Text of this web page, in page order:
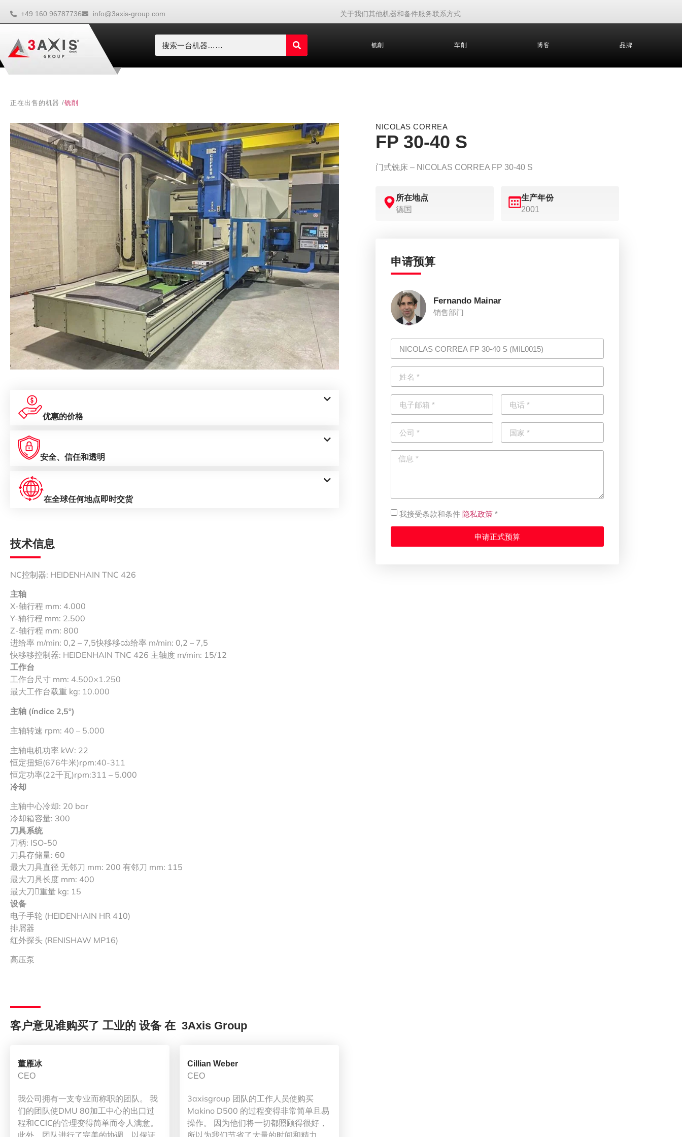
+49 160 96787736 info@3axis-group.com 关于我们其他机器和备件服务联系方式
铣削 车削 博客 品牌
正在出售的机器 /铣削
优惠的价格
安全、信任和透明
在全球任何地点即时交货
技术信息
NC控制器: HEIDENHAIN TNC 426
主轴
X-轴行程 mm: 4.000
Y-轴行程 mm: 2.500
Z-轴行程 mm: 800
进给率 m/min: 0,2 – 7,5快移移ಯ给率 m/min: 0,2 – 7,5
快移移控制器: HEIDENHAIN TNC 426 主轴度 m/min: 15/12
工作台
工作台尺寸 mm: 4.500×1.250
最大工作台载重 kg: 10.000
主轴 (índice 2,5º)
主轴转速 rpm: 40 – 5.000
主轴电机功率 kW: 22
恒定扭矩(676牛米)rpm:40-311
恒定功率(22千瓦)rpm:311 – 5.000
冷却
主轴中心冷却: 20 bar
冷却箱容量: 300
刀具系统
刀柄: ISO-50
刀具存储量: 60
最大刀具直径 无邻刀 mm: 200 有邻刀 mm: 115
最大刀具长度 mm: 400
最大刀𲺫重量 kg: 15
设备
电子手轮 (HEIDENHAIN HR 410)
排屑器
红外探头 (RENISHAW MP16)
高压泵
客户意见谁购买了 工业的 设备 在 3Axis Group
董雁冰
CEO
我公司拥有一支专业而称职的团队。 我
们的团队使DMU 80加工中心的出口过
程和CCIC的管理变得简单而令人满意。
Cillian Weber
CEO
3axisgroup 团队的工作人员使购买
Makino D500 的过程变得非常简单且易
操作。 因为他们将一切都照顾得很好，
NICOLAS CORREA
FP 30-40 S
门式铣床 – NICOLAS CORREA FP 30-40 S
所在地点
德国
生产年份
2001
申请预算
Fernando Mainar
销售部门
我接受条款和条件 隐私政策 *
申请正式预算